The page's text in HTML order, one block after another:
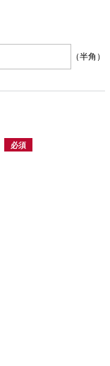
（半角）
必須